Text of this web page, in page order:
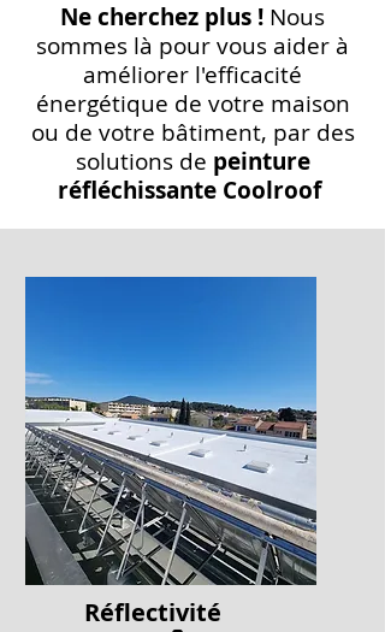
Ne cherchez plus ! Nous
sommes là pour vous aider à
améliorer l'efficacité
énergétique de votre maison
ou de votre bâtiment, par des
solutions de peinture
réfléchissante Coolroof
Réflectivité